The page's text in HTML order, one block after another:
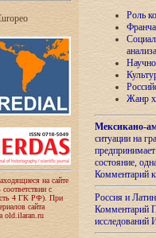
на сайте
с
4 ГК РФ). При
сайта
old.ilaran.ru
Роль
анализа
Жанр
Мексикано-
ситуации на
состояние,
Комментарий
Россия и
Комментарий